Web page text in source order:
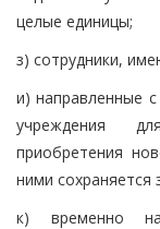
целые единицы;
з) сотрудники,
и) направленные
учреждения
приобретения
ними сохраняется
к) временно